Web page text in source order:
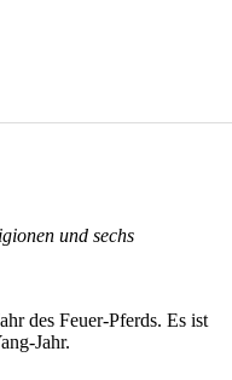
und sechs
des Feuer-Pferds. Es ist
Jahr.